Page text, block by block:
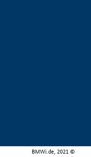
BMWi.de, 2021 ©